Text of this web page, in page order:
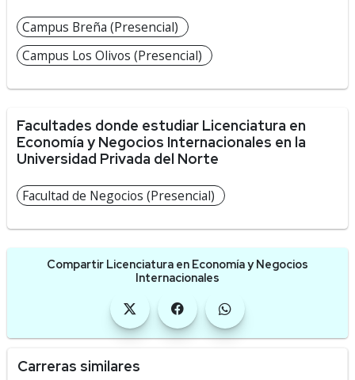
Campus Breña (Presencial)
Campus Los Olivos (Presencial)
Facultades donde estudiar Licenciatura en
Economía y Negocios Internacionales en la
Universidad Privada del Norte
Facultad de Negocios (Presencial)
Compartir Licenciatura en Economía y Negocios
Internacionales
Carreras similares